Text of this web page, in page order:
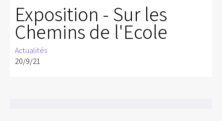
Exposition - Sur les
Chemins de l'Ecole
Actualités
20/9/21